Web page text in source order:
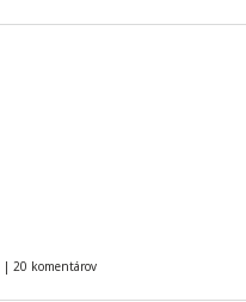
| 20 komentárov